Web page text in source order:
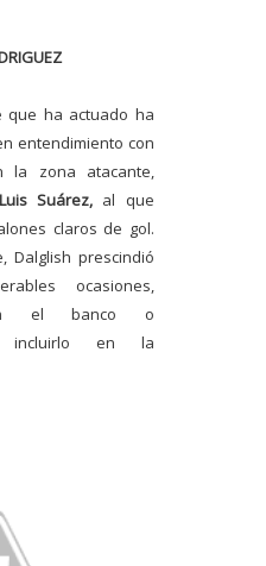
que ha actuado ha
entendimiento con
la zona atacante,
Luis Suárez, al que
claros de gol.
Dalglish prescindió
ocasiones,
en el banco o
incluirlo en la